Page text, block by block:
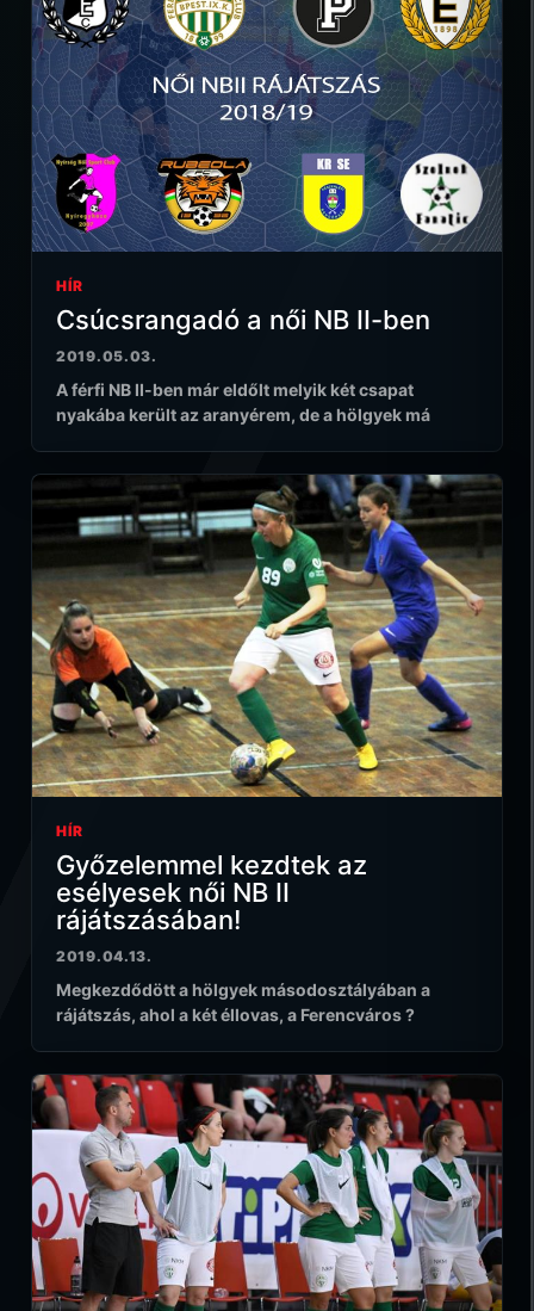
HÍR
Csúcsrangadó a női NB II-ben
2019.05.03.
A férfi NB II-ben már eldőlt melyik két csapat
nyakába került az aranyérem, de a hölgyek má
HÍR
Győzelemmel kezdtek az
esélyesek női NB II
rájátszásában!
2019.04.13.
Megkezdődött a hölgyek másodosztályában a
rájátszás, ahol a két éllovas, a Ferencváros ?